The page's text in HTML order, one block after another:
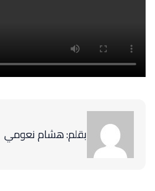
بقلم: هشام نعومي